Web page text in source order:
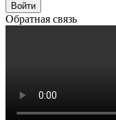
Войти
Обратная связь